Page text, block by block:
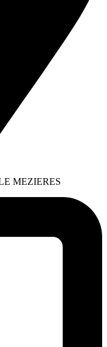
MEZIERES